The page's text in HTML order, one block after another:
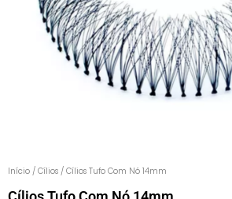
Início / Cílios / Cílios Tufo Com Nó 14mm